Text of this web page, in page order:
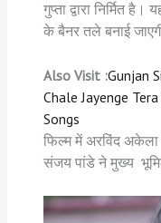
गुप्ता द्वारा निर्मित
के बैनर तले बनाई
Also Visit :Gunjan
Chale Jayenge
Songs
फिल्म में अरविंद अकेला
संजय पांडे ने मुख्य